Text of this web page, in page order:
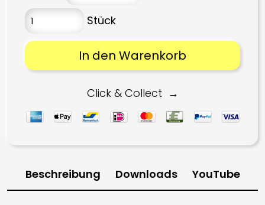
In den Warenkorb
Click & Collect
Beschreibung Downloads YouTube